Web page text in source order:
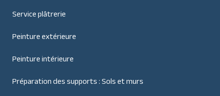
Service plâtrerie
Peinture extérieure
Peinture intérieure
Préparation des supports : Sols et murs